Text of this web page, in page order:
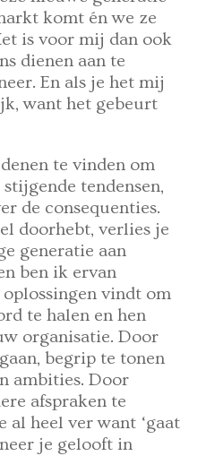
komt én we ze
is voor mij dan ook
dienen aan te
En als je het mij
want het gebeurt
te vinden om
tendensen,
de consequenties.
doorhebt, verlies je
generatie aan
ben ik ervan
vindt om
te halen en hen
organisatie. Door
begrip te tonen
ambities. Door
afspraken te
al heel ver want ‘gaat
je gelooft in